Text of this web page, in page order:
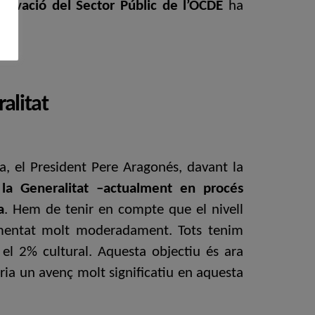
del Sector Públic de l’OCDE ha
el President Pere Aragonés, davant la
Generalitat –actualment en procés
. Hem de tenir en compte que el nivell
molt moderadament. Tots tenim
2% cultural. Aquesta objectiu és ara
un avenç molt significatiu en aquesta